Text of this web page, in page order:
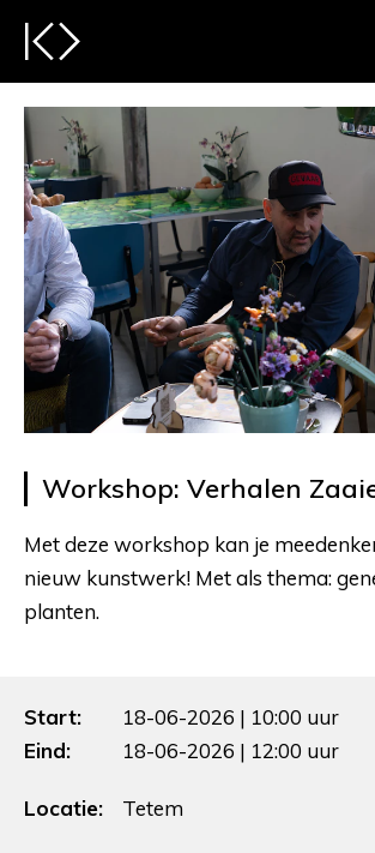
Workshop: Verhalen
Met deze workshop kan je
nieuw kunstwerk! Met als thema:
planten.
Start:
18-06-2026 | 10:00 uur
Eind:
18-06-2026 | 12:00 uur
Locatie: Tetem